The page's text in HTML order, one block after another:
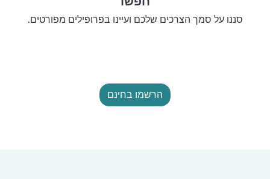
סננו על סמך הצרכים שלכם ועיינו בפרופילים מפורטים.
הרשמו בחינם